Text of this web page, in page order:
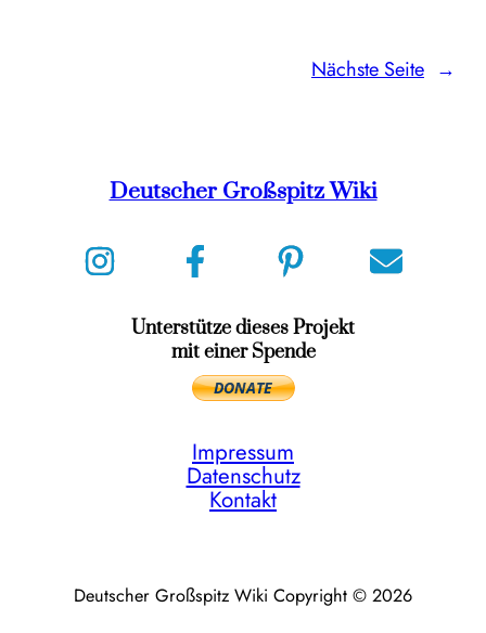
Nächste Seite →
Deutscher Großspitz Wiki
Unterstütze dieses Projekt
mit einer Spende
Impressum
Datenschutz
Kontakt
Deutscher Großspitz Wiki Copyright © 2026